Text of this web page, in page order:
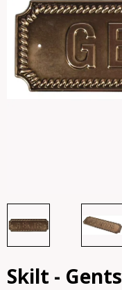
Skilt - Gents